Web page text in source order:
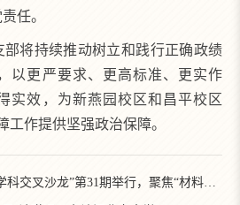
任。
部将持续推动树立和践行正确政绩
以更严要求、更高标准、更实作
实效，为新燕园校区和昌平校区
工作提供坚强政治保障。
期举行，聚焦“材料、器件、架构、算法，面向未来智能计算的跨尺度对话”